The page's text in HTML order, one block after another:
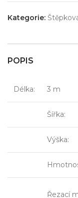
Kategorie:
POPIS
Délka: 3 m
Šířka:
Výška:
Řezací